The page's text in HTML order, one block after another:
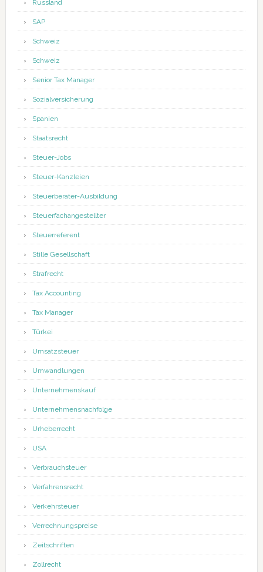
Russland
SAP
Schweiz
Schweiz
Senior Tax Manager
Sozialversicherung
Spanien
Staatsrecht
Steuer-Jobs
Steuer-Kanzleien
Steuerberater-Ausbildung
Steuerfachangestellter
Steuerreferent
Stille Gesellschaft
Strafrecht
Tax Accounting
Tax Manager
Türkei
Umsatzsteuer
Umwandlungen
Unternehmenskauf
Unternehmensnachfolge
Urheberrecht
USA
Verbrauchsteuer
Verfahrensrecht
Verkehrsteuer
Verrechnungspreise
Zeitschriften
Zollrecht